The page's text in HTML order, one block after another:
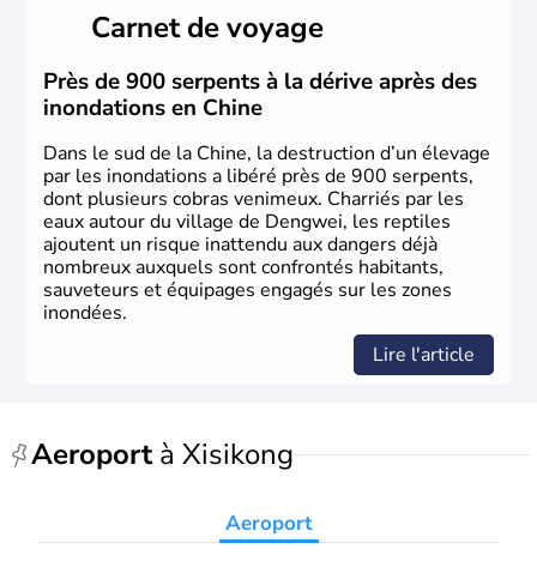
dynasties. La dynastie Qing a été la dernière à régner
jusqu'aux guerres de l'opium lorsque la Chine s'est
constituée comme nation et a retrouvé son indépendance
en 1945. Illustre pays en matière d'inventions avant-
gardistes, la Chine a été la première utilisatrice du papier,
de l'imprimerie à caractères mobiles, de la boussole et de
la poudre à canon.
Carnet de voyage
Près de 900 serpents à la dérive après des
inondations en Chine
Dans le sud de la Chine, la destruction d’un élevage
par les inondations a libéré près de 900 serpents,
dont plusieurs cobras venimeux. Charriés par les
eaux autour du village de Dengwei, les reptiles
ajoutent un risque inattendu aux dangers déjà
nombreux auxquels sont confrontés habitants,
sauveteurs et équipages engagés sur les zones
inondées.
Lire l'article
Aeroportà Xisikong
Aeroport